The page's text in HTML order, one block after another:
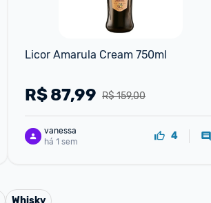
Licor Amarula Cream 750ml
R$ 159,00
R$87,99
vanessa
há 1 sem
4
Whisky